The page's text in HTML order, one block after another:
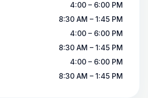
4:00 – 6:00 PM
8:30 AM – 1:45 PM
4:00 – 6:00 PM
8:30 AM – 1:45 PM
4:00 – 6:00 PM
8:30 AM – 1:45 PM